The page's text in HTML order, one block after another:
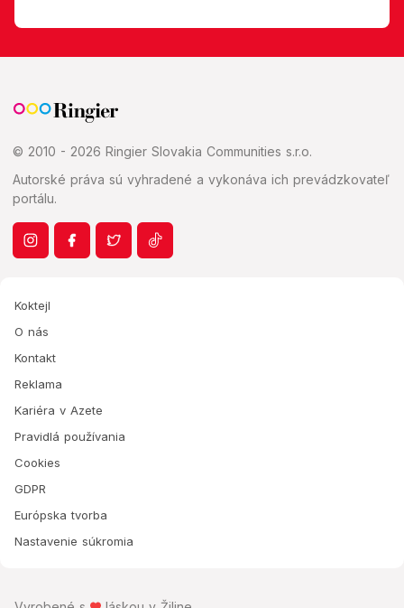
© 2010 - 2026 Ringier Slovakia Communities s.r.o.
Autorské práva sú vyhradené a vykonáva ich prevádzkovateľ
portálu.
Koktejl
O nás
Kontakt
Reklama
Kariéra v Azete
Pravidlá používania
Cookies
GDPR
Európska tvorba
Nastavenie súkromia